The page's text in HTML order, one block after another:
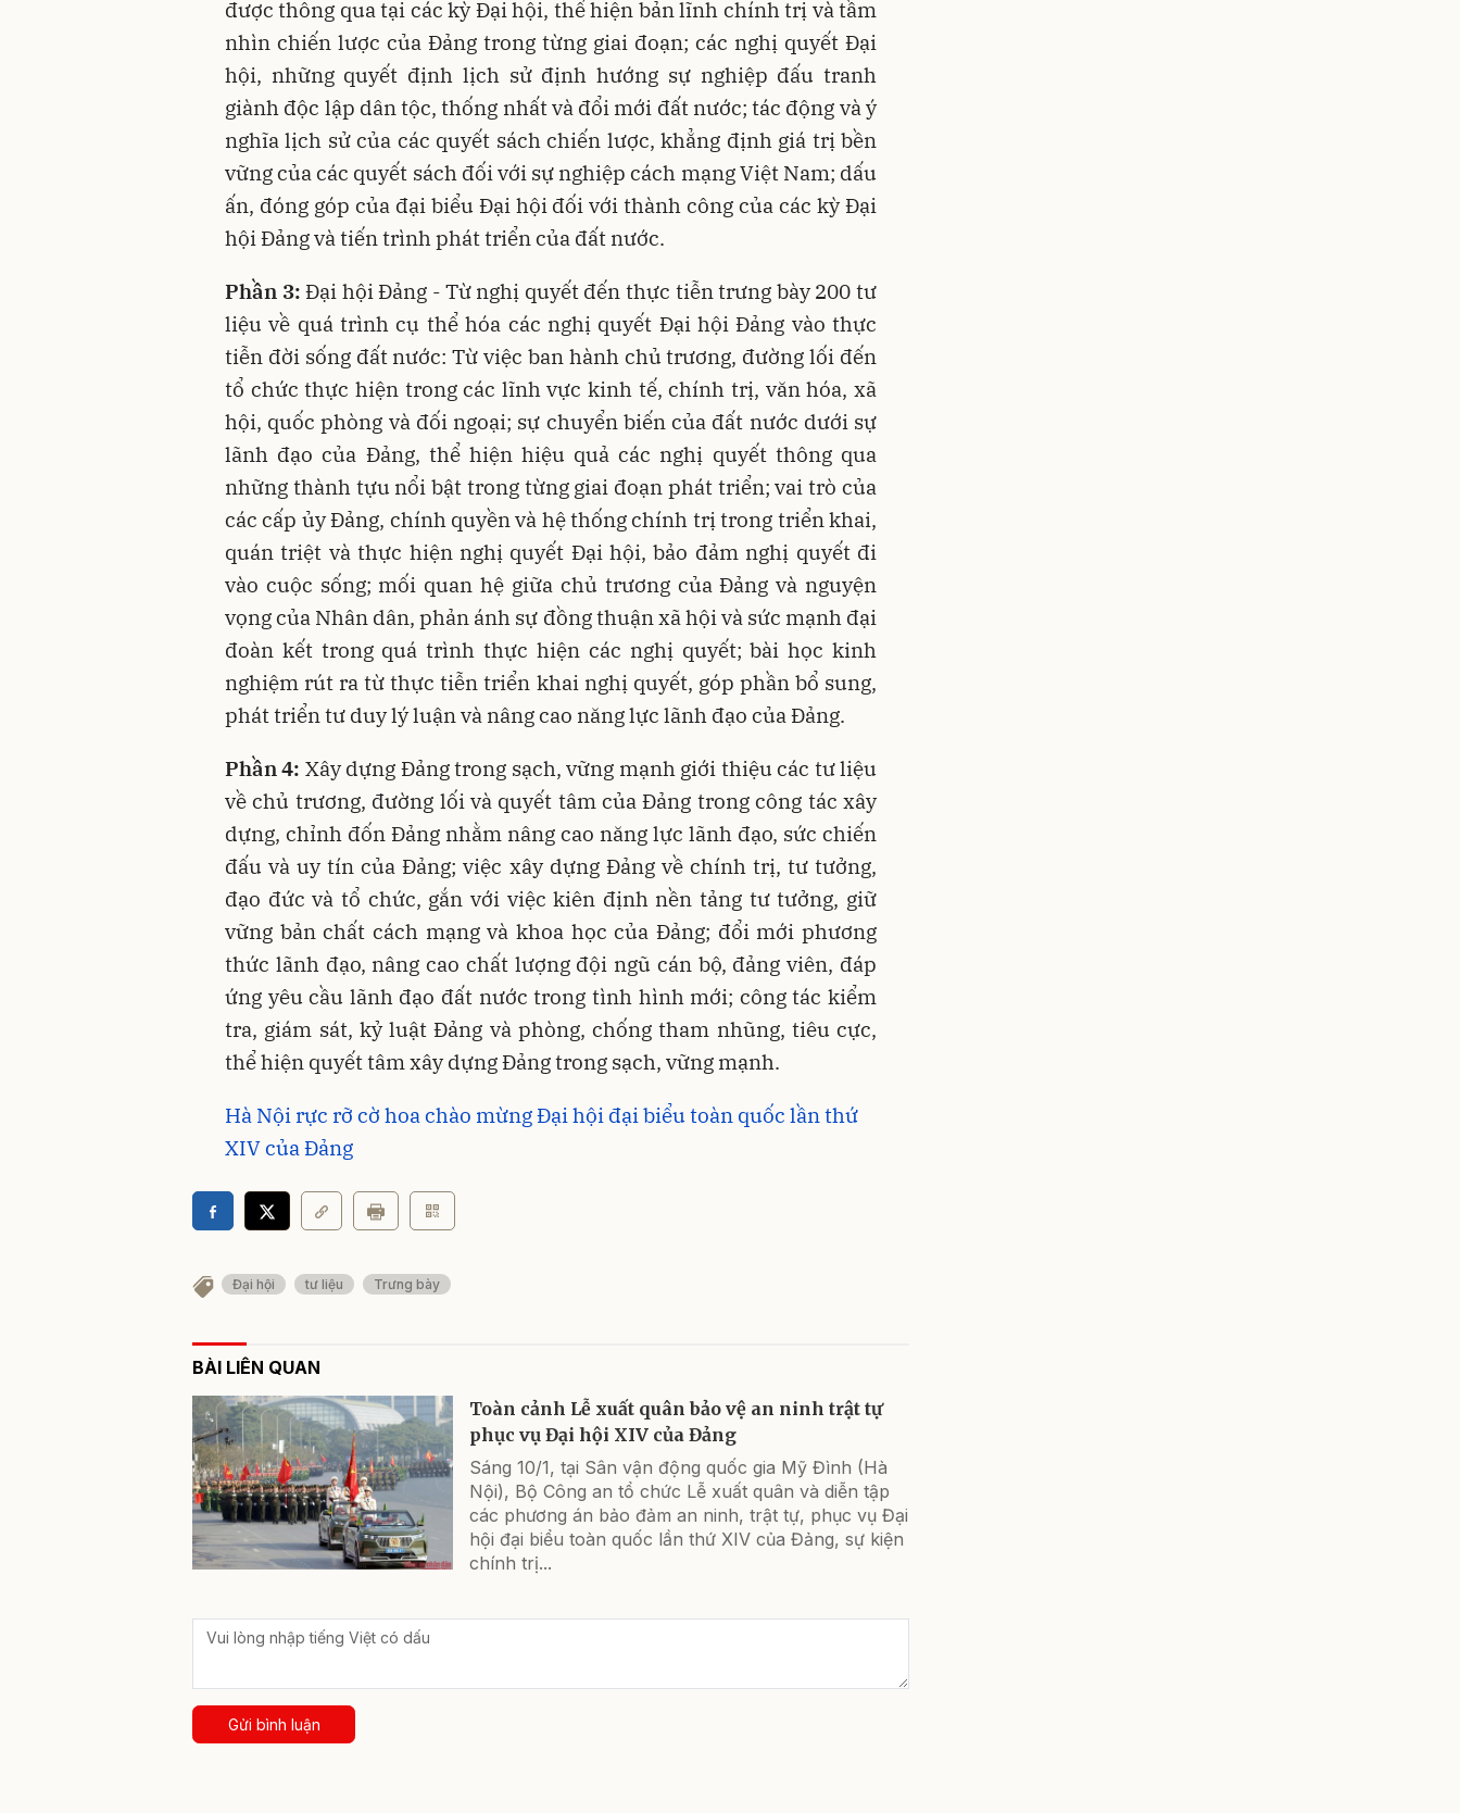
được thông qua tại các kỳ Đại hội, thể hiện bản lĩnh chính trị và tầm
nhìn chiến lược của Đảng trong từng giai đoạn; các nghị quyết Đại
hội, những quyết định lịch sử định hướng sự nghiệp đấu tranh
giành độc lập dân tộc, thống nhất và đổi mới đất nước; tác động và ý
nghĩa lịch sử của các quyết sách chiến lược, khẳng định giá trị bền
vững của các quyết sách đối với sự nghiệp cách mạng Việt Nam; dấu
ấn, đóng góp của đại biểu Đại hội đối với thành công của các kỳ Đại
hội Đảng và tiến trình phát triển của đất nước.
Phần 3:Đại hội Đảng - Từ nghị quyết đến thực tiễn trưng bày 200 tư
liệu về quá trình cụ thể hóa các nghị quyết Đại hội Đảng vào thực
tiễn đời sống đất nước: Từ việc ban hành chủ trương, đường lối đến
tổ chức thực hiện trong các lĩnh vực kinh tế, chính trị, văn hóa, xã
hội, quốc phòng và đối ngoại; sự chuyển biến của đất nước dưới sự
lãnh đạo của Đảng, thể hiện hiệu quả các nghị quyết thông qua
những thành tựu nổi bật trong từng giai đoạn phát triển; vai trò của
các cấp ủy Đảng, chính quyền và hệ thống chính trị trong triển khai,
quán triệt và thực hiện nghị quyết Đại hội, bảo đảm nghị quyết đi
vào cuộc sống; mối quan hệ giữa chủ trương của Đảng và nguyện
vọng của Nhân dân, phản ánh sự đồng thuận xã hội và sức mạnh đại
đoàn kết trong quá trình thực hiện các nghị quyết; bài học kinh
nghiệm rút ra từ thực tiễn triển khai nghị quyết, góp phần bổ sung,
phát triển tư duy lý luận và nâng cao năng lực lãnh đạo của Đảng.
Phần 4: Xây dựng Đảng trong sạch, vững mạnh giới thiệu các tư liệu
về chủ trương, đường lối và quyết tâm của Đảng trong công tác xây
dựng, chỉnh đốn Đảng nhằm nâng cao năng lực lãnh đạo, sức chiến
đấu và uy tín của Đảng; việc xây dựng Đảng về chính trị, tư tưởng,
đạo đức và tổ chức, gắn với việc kiên định nền tảng tư tưởng, giữ
vững bản chất cách mạng và khoa học của Đảng; đổi mới phương
thức lãnh đạo, nâng cao chất lượng đội ngũ cán bộ, đảng viên, đáp
ứng yêu cầu lãnh đạo đất nước trong tình hình mới; công tác kiểm
tra, giám sát, kỷ luật Đảng và phòng, chống tham nhũng, tiêu cực,
thể hiện quyết tâm xây dựng Đảng trong sạch, vững mạnh.
Hà Nội rực rỡ cờ hoa chào mừng Đại hội đại biểu toàn quốc lần thứ
XIV của Đảng
Đại hội tư liệu Trưng bày
BÀI LIÊN QUAN
Toàn cảnh Lễ xuất quân bảo vệ an ninh trật tự
phục vụ Đại hội XIV của Đảng
Sáng 10/1, tại Sân vận động quốc gia Mỹ Đình (Hà
Nội), Bộ Công an tổ chức Lễ xuất quân và diễn tập
các phương án bảo đảm an ninh, trật tự, phục vụ Đại
hội đại biểu toàn quốc lần thứ XIV của Đảng, sự kiện
chính trị...
Gửi bình luận